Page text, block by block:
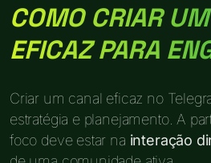
COMO CRIAR
EFICAZ PARA
Criar um canal eficaz no
estratégia e planejamento. A
foco deve estar na interação